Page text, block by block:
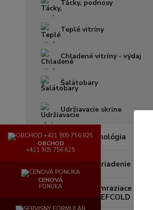
Tácky, podnosy
Teplé vitríny
Chladené vitríny - výdaj
Šalátobary
Udržiavacie skrine
Barová technológia
Chladiace zariadenie
Chladiace a mraziace
zariadenia TEFCOLD
OBCHOD
+421 905 756 825
CENOVÁ
PONUKA